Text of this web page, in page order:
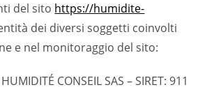
del sito https://humidite-
dei diversi soggetti coinvolti
e nel monitoraggio del sito:
HUMIDITÉ CONSEIL SAS – SIRET: 911